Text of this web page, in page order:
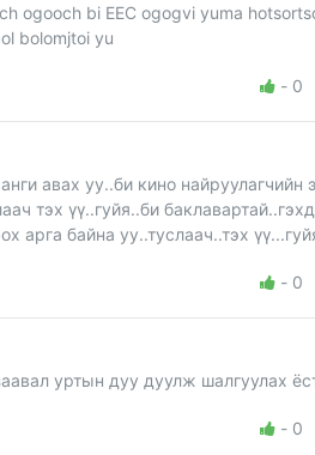
ogooch bi EEC ogogvi yuma
bolomjtoi yu
- 0
авах уу..би кино найруулагчийн
тэх үү..гуйя..би
арга байна уу..туслаач..тэх
- 0
уртын дуу дуулж шалгуулах
- 0